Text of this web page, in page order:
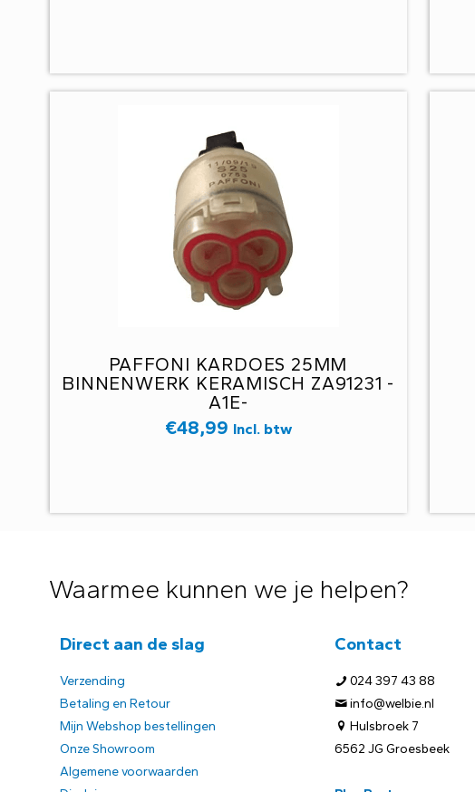
PAFFONI KARDOES 25MM
BINNENWERK KERAMISCH ZA91231 -
A1E-
€48,99 Incl. btw
Waarmee kunnen we je helpen?
Direct aan de slag
Verzending
Betaling en Retour
Mijn Webshop bestellingen
Onze Showroom
Algemene voorwaarden
Contact
024 397 43 88
info@welbie.nl
Hulsbroek 7
6562 JG Groesbeek